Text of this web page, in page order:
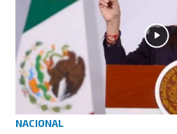
NACIONAL